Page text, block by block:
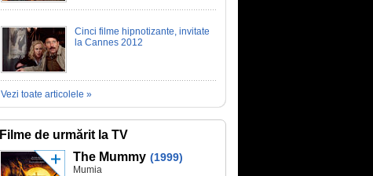
Cinci filme hipnotizante, invitate
la Cannes 2012
Vezi toate articolele »
Filme de urmărit la TV
The Mummy (1999)
Mumia